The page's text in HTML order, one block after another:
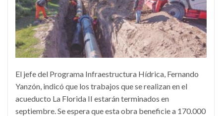
El jefe del Programa Infraestructura Hídrica, Fernando
Yanzón, indicó que los trabajos que se realizan en el
acueducto La Florida II estarán terminados en
septiembre. Se espera que esta obra beneficie a 170.000